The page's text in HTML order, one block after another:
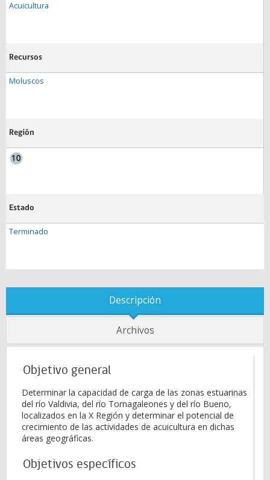
Acuicultura
Recursos
Moluscos
Región
Estado
Terminado
Descripción
Archivos
Objetivo general
Determinar la capacidad de carga de las zonas estuarinas
del río Valdivia, del río Tornagaleones y del río Bueno,
localizados en la X Región y determinar el potencial de
crecimiento de las actividades de acuicultura en dichas
áreas geográficas.
Objetivos específicos